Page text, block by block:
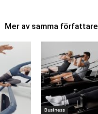
Mer av samma författare
Business